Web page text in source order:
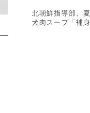
北朝鮮指導部、
犬肉スープ「補